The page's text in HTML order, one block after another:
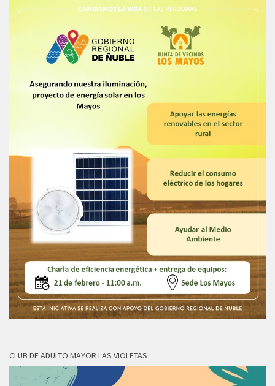
CLUB DE ADULTO MAYOR LAS VIOLETAS